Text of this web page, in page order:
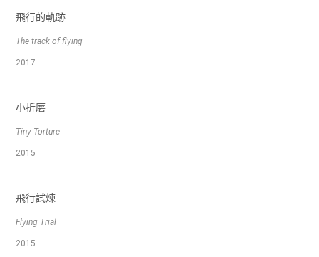
飛行的軌跡
The track of flying
2017
小折磨
Tiny Torture
2015
飛行試煉
Flying Trial
2015